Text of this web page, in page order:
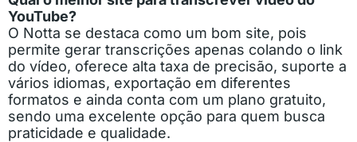
YouTube?
O Notta se destaca como um bom site, pois
permite gerar transcrições apenas colando o link
do vídeo, oferece alta taxa de precisão, suporte a
vários idiomas, exportação em diferentes
formatos e ainda conta com um plano gratuito,
sendo uma excelente opção para quem busca
praticidade e qualidade.